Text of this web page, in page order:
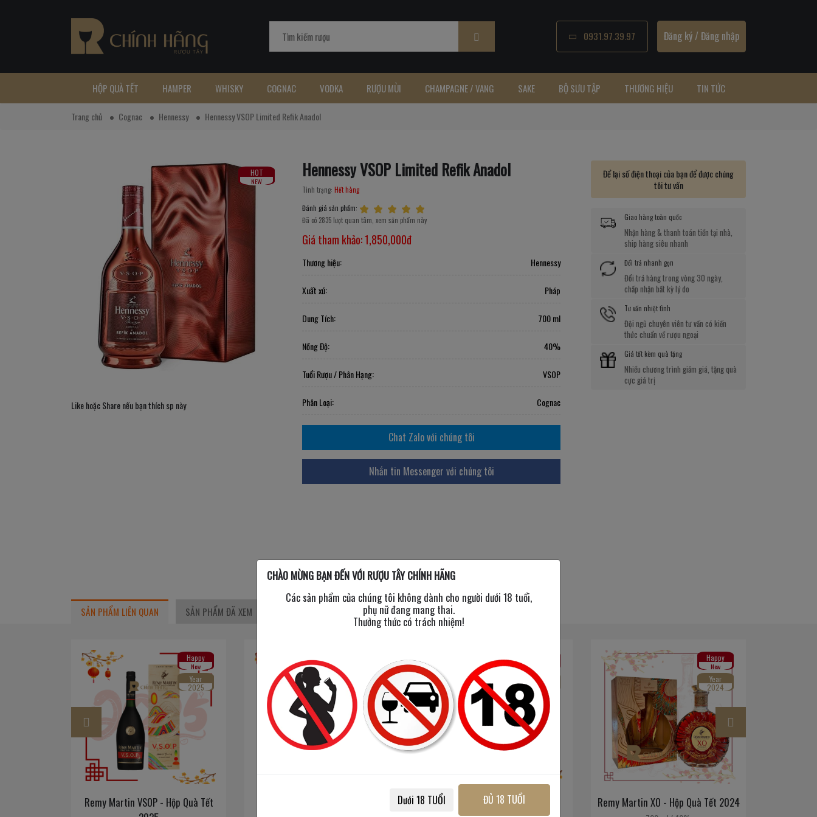
0931.97.39.97 Đăng ký/ Đăng nhập
HỘP QUÀ TẾT HAMPER WHISKY COGNAC VODKA RƯỢU MÙI CHAMPAGNE / VANG SAKE BỘ SƯU TẬP THƯƠNG HIỆU TIN TỨC
Trang chủ Cognac Hennessy Hennessy VSOP Limited Refik Anadol
HOT
NEW
Like hoặc Share nếu bạn thích sp này
Hennessy VSOP Limited Refik Anadol
Tình trạng: Hết hàng
Đánh giá sản phẩm:
Đã có 2835 lượt quan tâm, xem sản phẩm này
Giá tham khảo:1,850,000đ
Thương hiệu: Hennessy
Xuất xứ: Pháp
Dung Tích: 700 ml
Nồng Độ: 40%
Tuổi Rượu / Phân Hạng: VSOP
Phân Loại: Cognac
Chat Zalo với chúng tôi
Nhắn tin Messenger với chúng tôi
Để lại số điện thoại của bạn để được chúng
tôi tư vấn
Giao hàng toàn quốc
Nhận hàng & thanh toán tiền tại nhà,
ship hàng siêu nhanh
Đổi trả nhanh gọn
Đổi trả hàng trong vòng 30 ngày,
chấp nhận bất kỳ lý do
Tư vấn nhiệt tình
Đội ngũ chuyên viên tư vấn có kiến
thức chuẩn về rượu ngoại
Giá tốt kèm quà tặng
Nhiều chương trình giảm giá, tặng quà
cực giá trị
SẢN PHẨM LIÊN QUAN SẢN PHẨM ĐÃ XEM
Happy
New
Year
2025
Remy Martin VSOP - Hộp Quà Tết
Year
2025
Year
2025
Hennessy Xo - Hộp Quà Tết 2025
Happy
New
Year
2024
Remy Martin XO - Hộp Quà Tết 2024
CHÀO MỪNG BẠN ĐẾN VỚI RƯỢU TÂY CHÍNH HÃNG
Các sản phẩm của chúng tôi không dành cho người dưới 18 tuổi,
phụ nữ đang mang thai.
Thưởng thức có trách nhiệm!
Dưới 18 TUỔI ĐỦ 18 TUỔI